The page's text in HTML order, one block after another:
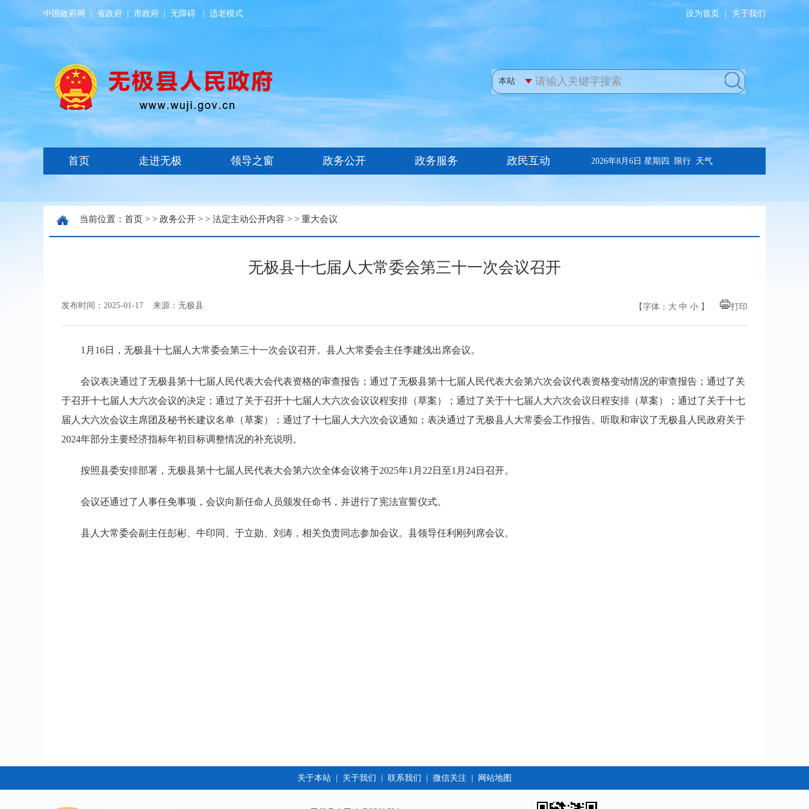
中国政府网 省政府 市政府 无障碍 适老模式 设为首页 关于我们
当前位置： 首页 > > 政务公开 > > 法定主动公开内容 > > 重大会议
无极县十七届人大常委会第三十一次会议召开
发布时间：2025-01-17 来源：无极县 【字体： 大 中 小 】 打印
1月16日，无极县十七届人大常委会第三十一次会议召开。县人大常委会主任李建浅出席会议。
会议表决通过了无极县第十七届人民代表大会代表资格的审查报告；通过了无极县第十七届人民代表大会第六次会议代表资格变动情况的审查报告；通过了关
于召开十七届人大六次会议的决定；通过了关于召开十七届人大六次会议议程安排（草案）；通过了关于十七届人大六次会议日程安排（草案）；通过了关于十七
届人大六次会议主席团及秘书长建议名单（草案）；通过了十七届人大六次会议通知；表决通过了无极县人大常委会工作报告。听取和审议了无极县人民政府关于
2024年部分主要经济指标年初目标调整情况的补充说明。
按照县委安排部署，无极县第十七届人民代表大会第六次全体会议将于2025年1月22日至1月24日召开。
会议还通过了人事任免事项，会议向新任命人员颁发任命书，并进行了宪法宣誓仪式。
县人大常委会副主任彭彬、牛印同、于立勋、刘涛，相关负责同志参加会议。县领导任利刚列席会议。